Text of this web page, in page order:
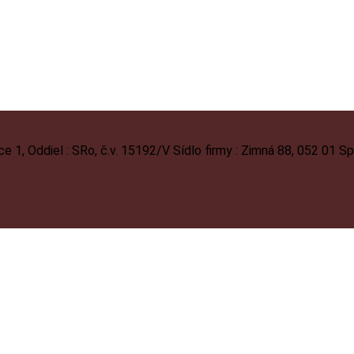
1, Oddiel : SRo, č.v. 15192/V Sídlo firmy : Zimná 88, 052 01